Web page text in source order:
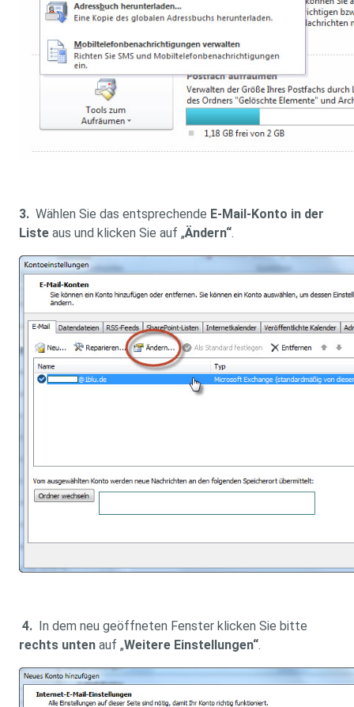
3. Wählen Sie das entsprechende E-Mail-Konto in der
Liste aus und klicken Sie auf „Ändern“.
4. In dem neu geöffneten Fenster klicken Sie bitte
rechts unten auf „Weitere Einstellungen“.